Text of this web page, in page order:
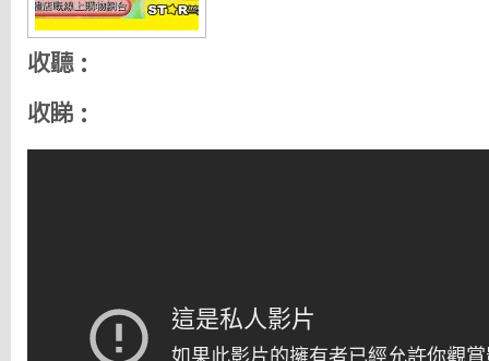
收聽：
收睇：